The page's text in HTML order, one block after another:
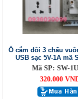
Ổ cắm đôi 3 chấu
USB sạc 5V-1A mã
Mã SP: SW-
320.000